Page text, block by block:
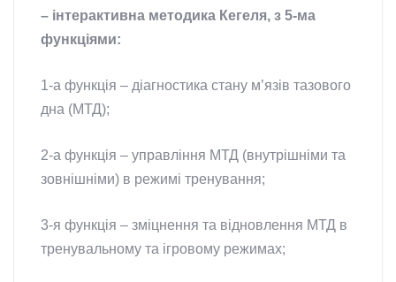
– інтерактивна методика Кегеля, з 5-ма
функціями:
1-а функція – діагностика стану м’язів тазового
дна (МТД);
2-а функція – управління МТД (внутрішніми та
зовнішніми) в режимі тренування;
3-я функція – зміцнення та відновлення МТД в
тренувальному та ігровому режимах;